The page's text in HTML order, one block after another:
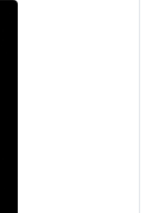
νερών